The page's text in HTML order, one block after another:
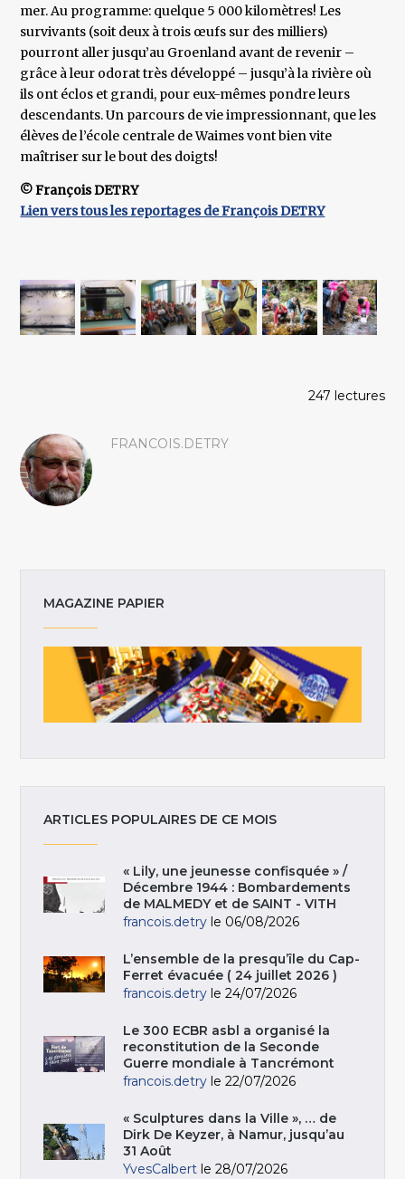
mer. Au programme: quelque 5 000 kilomètres! Les
survivants (soit deux à trois œufs sur des milliers)
pourront aller jusqu’au Groenland avant de revenir –
grâce à leur odorat très développé – jusqu’à la rivière où
ils ont éclos et grandi, pour eux-mêmes pondre leurs
descendants. Un parcours de vie impressionnant, que les
élèves de l’école centrale de Waimes vont bien vite
maîtriser sur le bout des doigts!
© François DETRY
Lien vers tous les reportages de François DETRY
247 lectures
FRANCOIS.DETRY
MAGAZINE PAPIER
ARTICLES POPULAIRES DE CE MOIS
« Lily, une jeunesse confisquée » /
Décembre 1944 : Bombardements
de MALMEDY et de SAINT - VITH
francois.detry le 06/08/2026
L’ensemble de la presqu’île du Cap-
Ferret évacuée ( 24 juillet 2026 )
francois.detry le 24/07/2026
Le 300 ECBR asbl a organisé la
reconstitution de la Seconde
Guerre mondiale à Tancrémont
francois.detry le 22/07/2026
« Sculptures dans la Ville », … de
Dirk De Keyzer, à Namur, jusqu’au
31 Août
YvesCalbert le 28/07/2026